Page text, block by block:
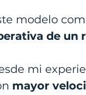
modelo
de un
mi
mayor